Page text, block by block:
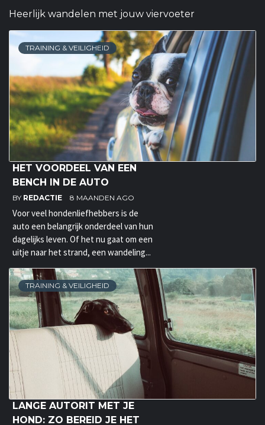
Heerlijk wandelen met jouw viervoeter
TRAINING & VEILIGHEID
HET VOORDEEL VAN EEN
BENCH IN DE AUTO
BY REDACTIE 8 MAANDEN AGO
Voor veel hondenliefhebbers is de
auto een belangrijk onderdeel van hun
dagelijks leven. Of het nu gaat om een
uitje naar het strand, een wandeling...
TRAINING & VEILIGHEID
LANGE AUTORIT MET JE
HOND: ZO BEREID JE HET